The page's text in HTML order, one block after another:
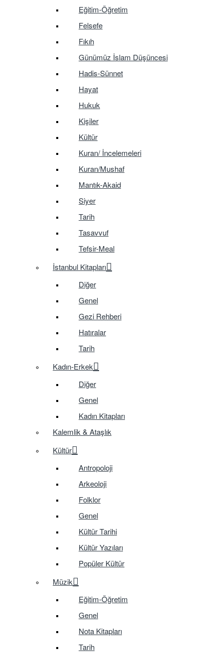
Eğitim-Öğretim
Felsefe
Fıkıh
Günümüz İslam Düşüncesi
Hadis-Sünnet
Hayat
Hukuk
Kişiler
Kültür
Kuran/ İncelemeleri
Kuran/Mushaf
Mantık-Akaid
Siyer
Tarih
Tasavvuf
Tefsir-Meal
İstanbul Kitapları
Diğer
Genel
Gezi Rehberi
Hatıralar
Tarih
Kadın-Erkek
Diğer
Genel
Kadın Kitapları
Kalemlik & Ataşlık
Kültür
Antropoloji
Arkeoloji
Folklor
Genel
Kültür Tarihi
Kültür Yazıları
Popüler Kültür
Müzik
Eğitim-Öğretim
Genel
Nota Kitapları
Tarih